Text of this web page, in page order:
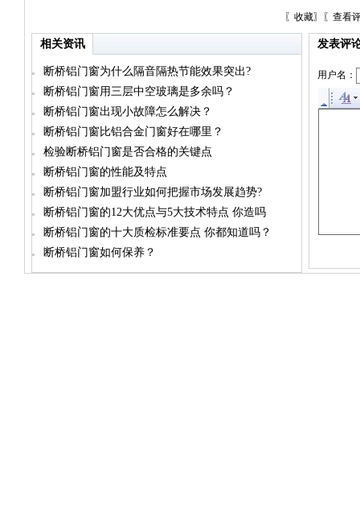
〖 收藏〗〖 查看
相关资讯
断桥铝门窗为什么隔音隔热节能效果突出?
断桥铝门窗用三层中空玻璃是多余吗？
断桥铝门窗出现小故障怎么解决？
断桥铝门窗比铝合金门窗好在哪里？
检验断桥铝门窗是否合格的关键点
断桥铝门窗的性能及特点
断桥铝门窗加盟行业如何把握市场发展趋势?
断桥铝门窗的12大优点与5大技术特点 你造吗
断桥铝门窗的十大质检标准要点 你都知道吗？
断桥铝门窗如何保养？
发表评
用户名：